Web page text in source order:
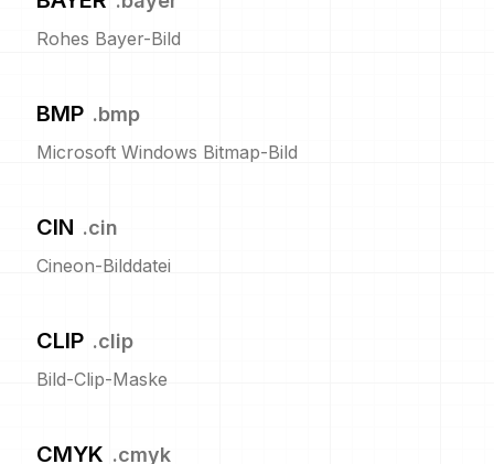
Rohes Bayer-Bild
BMP .bmp
Microsoft Windows Bitmap-Bild
CIN .cin
Cineon-Bilddatei
CLIP .clip
Bild-Clip-Maske
CMYK .cmyk